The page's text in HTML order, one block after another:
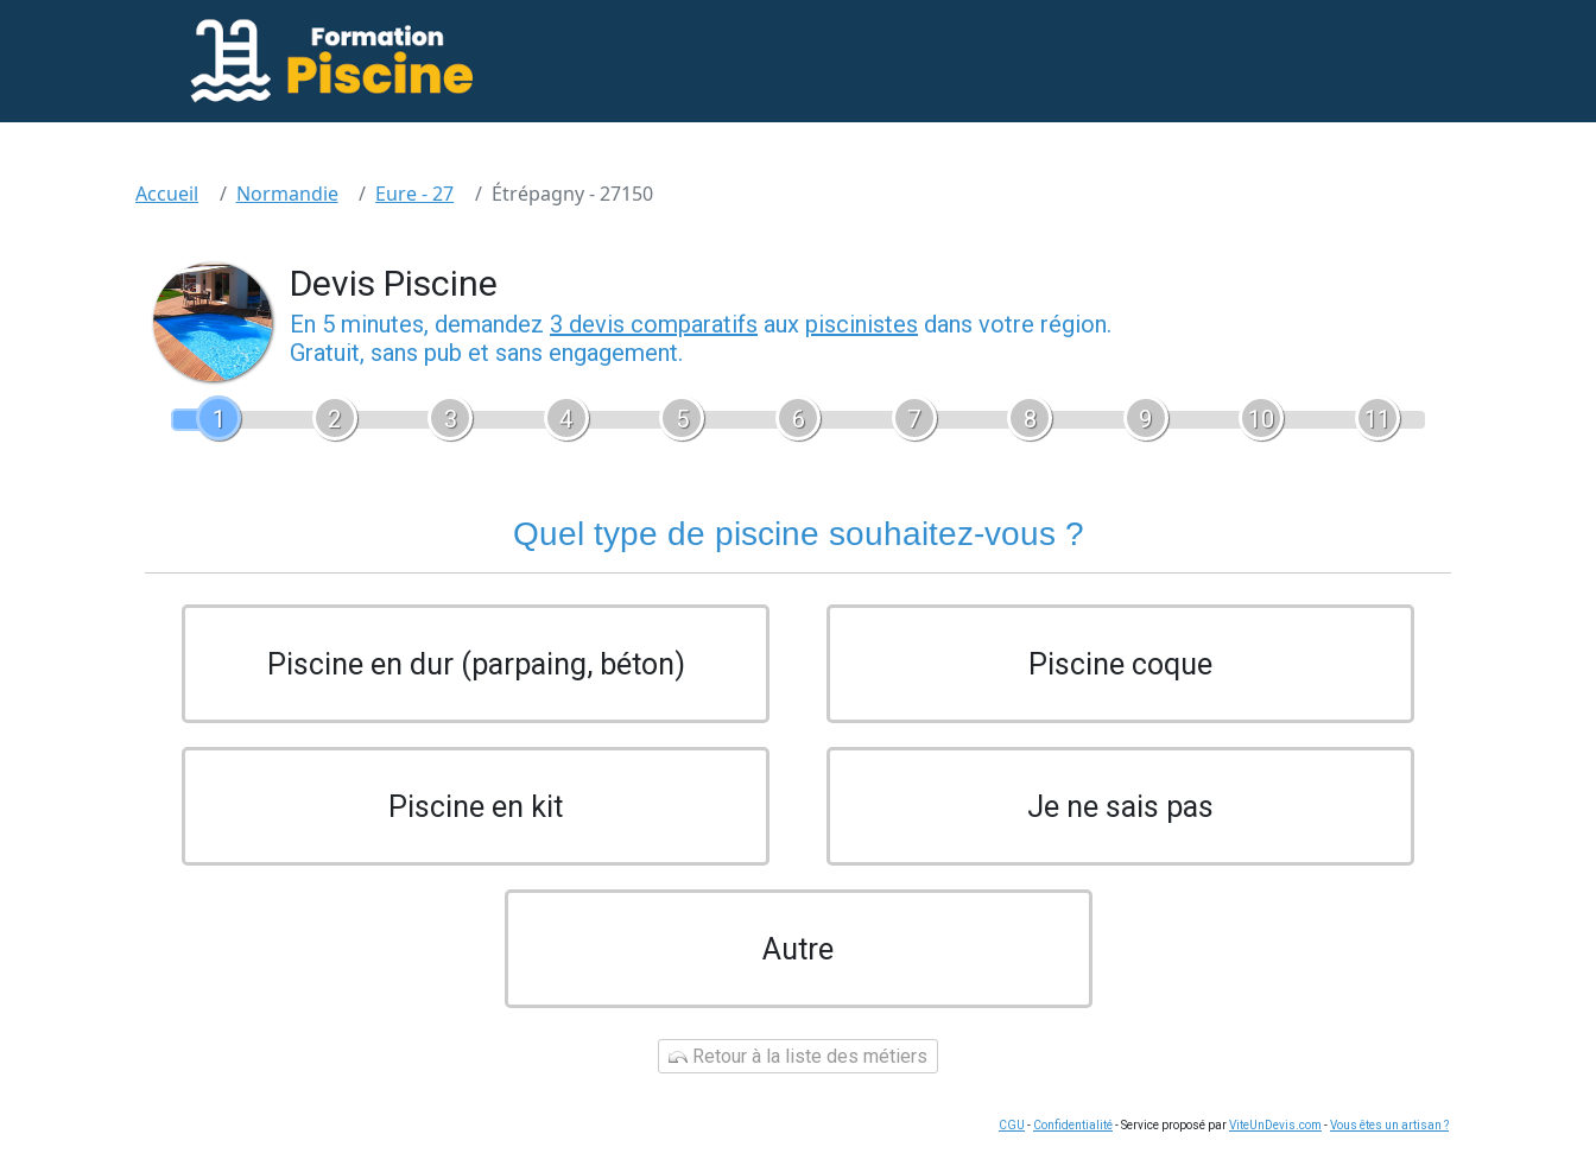
Accueil Normandie Eure - 27 Étrépagny - 27150
Devis Piscine
En 5 minutes, demandez 3 devis comparatifs aux piscinistes dans votre région.
Gratuit, sans pub et sans engagement.
1 2 3 4 5 6 7 8 9 10 11
Quel type de piscine souhaitez-vous ?
Piscine en dur (parpaing, béton) Piscine coque
Piscine en kit Je ne sais pas
Autre
Retour à la liste des métiers
CGU - Confidentialité- Service proposé parViteUnDevis.com -Vous êtes un artisan ?